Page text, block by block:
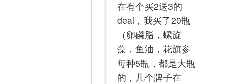
在有个买2送3的
deal，我买了20瓶
（卵磷脂，螺旋
藻，鱼油，花旗参
每种5瓶，都是大瓶
的，几个牌子在